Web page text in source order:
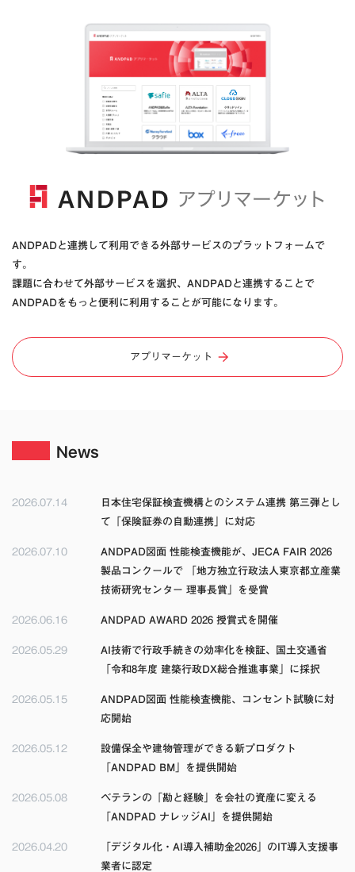
ANDPADと連携して利用できる外部サービスのプラットフォームで
す。
課題に合わせて外部サービスを選択、ANDPADと連携することで
ANDPADをもっと便利に利用することが可能になります。
アプリマーケット
News
2026.07.14
日本住宅保証検査機構とのシステム連携 第三弾とし
て「保険証券の自動連携」に対応
2026.07.10
ANDPAD図面 性能検査機能が、JECA FAIR 2026
製品コンクールで 「地方独立行政法人東京都立産業
技術研究センター 理事長賞」を受賞
2026.06.16 ANDPAD AWARD 2026 授賞式を開催
2026.05.29
AI技術で行政手続きの効率化を検証、国土交通省
「令和8年度 建築行政DX総合推進事業」に採択
2026.05.15
ANDPAD図面 性能検査機能、コンセント試験に対
応開始
2026.05.12
設備保全や建物管理ができる新プロダクト
「ANDPAD BM」を提供開始
2026.05.08
ベテランの「勘と経験」を会社の資産に変える
「ANDPAD ナレッジAI」を提供開始
2026.04.20
「デジタル化・AI導入補助金2026」のIT導入支援事
業者に認定